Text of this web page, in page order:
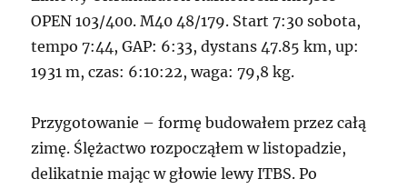
OPEN 103/400. M40 48/179. Start 7:30 sobota,
tempo 7:44, GAP: 6:33, dystans 47.85 km, up:
1931 m, czas: 6:10:22, waga: 79,8 kg.
Przygotowanie – formę budowałem przez całą
zimę. Ślężactwo rozpocząłem w listopadzie,
delikatnie mając w głowie lewy ITBS. Po